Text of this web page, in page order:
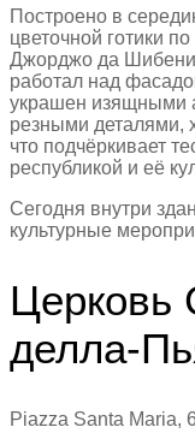
Построено в
цветочной готики
Джорджо да
работал над
украшен изящными
резными деталями,
что подчёркивает
республикой и её
Сегодня внутри
культурные
Церковь
делла-
Piazza Santa Maria,